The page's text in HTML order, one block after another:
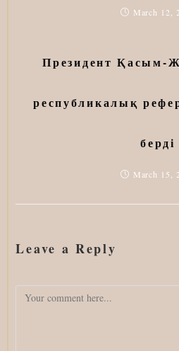
March 12,
Президент Қасым-
республикалық
берді
March 15,
Leave a Reply
Comment